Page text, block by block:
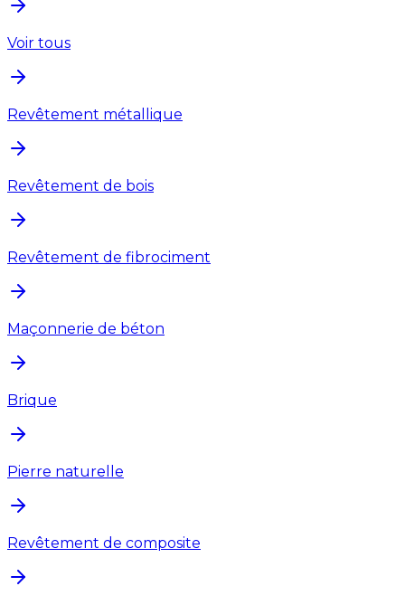
Voir tous
Revêtement métallique
Revêtement de bois
Revêtement de fibrociment
Maçonnerie de béton
Brique
Pierre naturelle
Revêtement de composite